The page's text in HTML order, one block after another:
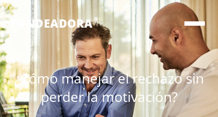
FONDEADORA®
¿Cómo manejar el rechazo sin
perder la motivación?